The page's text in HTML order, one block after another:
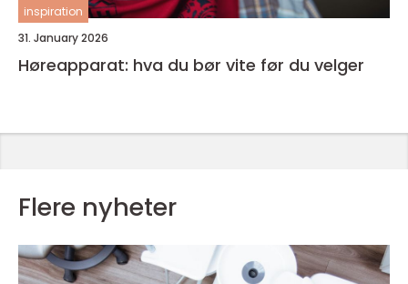
inspiration
31. January 2026
Høreapparat: hva du bør vite før du velger
Flere nyheter